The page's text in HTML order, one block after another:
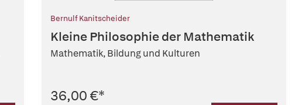
Bernulf Kanitscheider
Kleine Philosophie der Mathematik
Mathematik, Bildung und Kulturen
36,00 €*